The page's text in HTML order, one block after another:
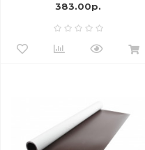
383.00р.